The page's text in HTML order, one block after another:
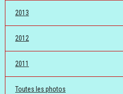
2013
2012
2011
Toutes les photos